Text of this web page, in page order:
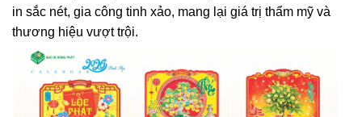
in sắc nét, gia công tinh xảo, mang lại giá trị thẩm mỹ và
thương hiệu vượt trội.